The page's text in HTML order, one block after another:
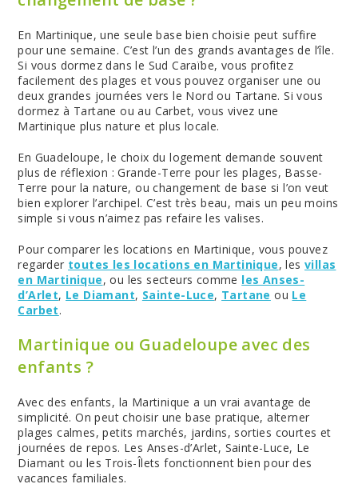
En Martinique, une seule base bien choisie peut suffire
pour une semaine. C’est l’un des grands avantages de l’île.
Si vous dormez dans le Sud Caraïbe, vous profitez
facilement des plages et vous pouvez organiser une ou
deux grandes journées vers le Nord ou Tartane. Si vous
dormez à Tartane ou au Carbet, vous vivez une
Martinique plus nature et plus locale.
En Guadeloupe, le choix du logement demande souvent
plus de réflexion : Grande-Terre pour les plages, Basse-
Terre pour la nature, ou changement de base si l’on veut
bien explorer l’archipel. C’est très beau, mais un peu moins
simple si vous n’aimez pas refaire les valises.
Pour comparer les locations en Martinique, vous pouvez
regarder toutes les locations en Martinique, lesvillas
en Martinique, ou les secteurs comme les Anses-
d’Arlet, Le Diamant, Sainte-Luce, Tartane ou Le
Carbet.
Martinique ou Guadeloupe avec des
enfants ?
Avec des enfants, la Martinique a un vrai avantage de
simplicité. On peut choisir une base pratique, alterner
plages calmes, petits marchés, jardins, sorties courtes et
journées de repos. Les Anses-d’Arlet, Sainte-Luce, Le
Diamant ou les Trois-Îlets fonctionnent bien pour des
vacances familiales.